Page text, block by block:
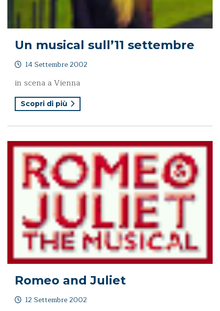
Un musical sull’11 settembre
14 Settembre 2002
in scena a Vienna
Scopri di più
Romeo and Juliet
12 Settembre 2002